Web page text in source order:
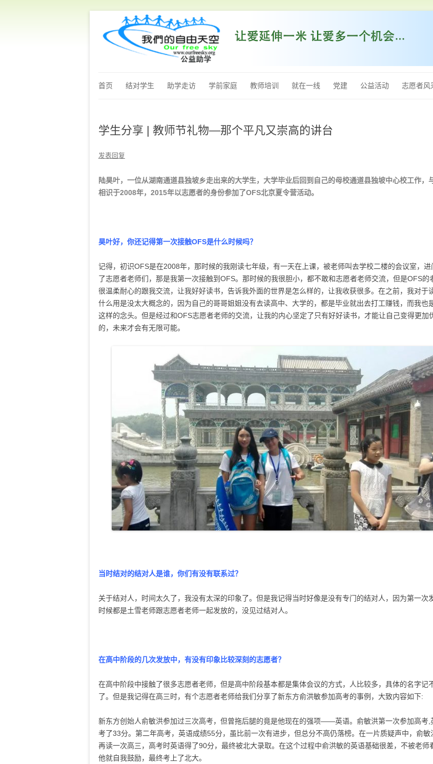
至
内
首页 结对学生 助学走访 学前家庭 教师培训 就在一线 党建 公益活动 志愿者风
学生分享 | 教师节礼物—那个平凡又崇高的讲台
发表回复
陆昊叶，一位从湖南通道县独坡乡走出来的大学生，大学毕业后回到自己的母校通道县独坡中心校工作，
相识于2008年，2015年以志愿者的身份参加了OFS北京夏令营活动。
昊叶好，你还记得第一次接触OFS是什么时候吗？
记得，初识OFS是在2008年，那时候的我刚读七年级，有一天在上课，被老师叫去学校二楼的会议室，进
了志愿者老师们，那是我第一次接触到OFS。那时候的我很胆小，都不敢和志愿者老师交流，但是OFS的
很温柔耐心的跟我交流，让我好好读书，告诉我外面的世界是怎么样的，让我收获很多。在之前，我对于
什么用是没太大概念的，因为自己的哥哥姐姐没有去读高中、大学的，都是毕业就出去打工赚钱，而我也
这样的念头。但是经过和OFS志愿者老师的交流，让我的内心坚定了只有好好读书，才能让自己变得更加
的，未来才会有无限可能。
当时结对的结对人是谁，你们有没有联系过？
关于结对人，时间太久了，我没有太深的印象了。但是我记得当时好像是没有专门的结对人，因为第一次
时候都是土雪老师跟志愿者老师一起发放的，没见过结对人。
在高中阶段的几次发放中，有没有印象比较深刻的志愿者？
在高中阶段中接触了很多志愿者老师，但是高中阶段基本都是集体会议的方式，人比较多，具体的名字记
了。但是我记得在高三时，有个志愿者老师给我们分享了新东方俞洪敏参加高考的事例，大致内容如下:
新东方创始人俞敏洪参加过三次高考，但曾拖后腿的竟是他现在的强项——英语。俞敏洪第一次参加高考,
考了33分。第二年高考，英语成绩55分，虽比前一次有进步，但总分不高仍落榜。在一片质疑声中，俞敏
再读一次高三，高考时英语得了90分，最终被北大录取。在这个过程中俞洪敏的英语基础很差，不被老师
他就自我鼓励，最终考上了北大。